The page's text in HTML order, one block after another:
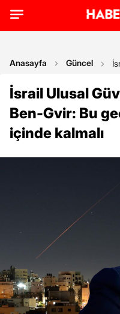
Anasayfa Güncel
İsrail Ulusal
Ben-Gvir: Bu
içinde kalmalı